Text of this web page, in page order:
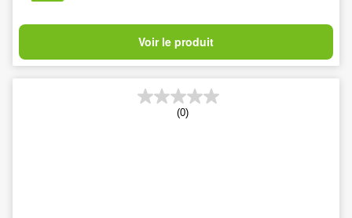
Voir le produit
(0)